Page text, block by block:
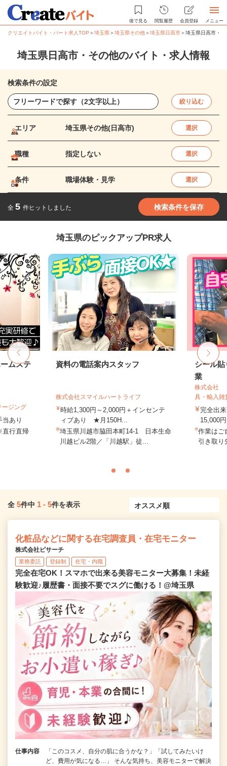
後で見る 閲覧履歴 会員登録 メニュー
クリエイトバイト・パート求人TOP ＞埼玉県＞埼玉県その他＞埼玉県日高市＞埼玉県日高市・
埼玉県日高市・その他のバイト・求人情報
検索条件の設定
絞り込む
エリア 埼玉県その他(日高市) 選択
職種 指定しない 選択
条件 職場体験・見学 選択
全 5 件ヒットしました 検索条件を保存
埼玉県のピックアップPR求人
ムステ
ージング
あり
行直帰
資料の電話案内スタッフ
株式会社スマイルハートライフ
時給1,300円～2,000円＋インセンテ
ィブあり ★月150H...
埼玉県川越市脇田本町14-1 日本生命
川越ビル2階／「川越駅」徒...
シール
業
株式会社
具・輸入雑
完全出
15,000円
作業は
引き取
全 5件中 1 - 5件を表示
化粧品などに関する在宅調査員・在宅モニター
株式会社ビサーチ
業務委託 登録制 在宅・内職
完全在宅OK！スマホで出来る美容モニター大募集！未経
験歓迎♪履歴書・面接不要でスグに働ける！@埼玉県
仕事内容
「このコスメ、自分の肌に合うかな？」「試してみたいけ
ど、費用が気になる…」 そんな気持ち、美容モニターで解決